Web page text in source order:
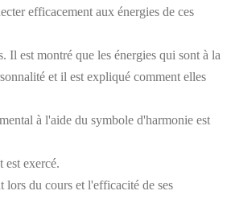
efficacement aux énergies de ces
Il est montré que les énergies qui sont à la
et il est expliqué comment elles
à l'aide du symbole d'harmonie est
est exercé.
lors du cours et l'efficacité de ses